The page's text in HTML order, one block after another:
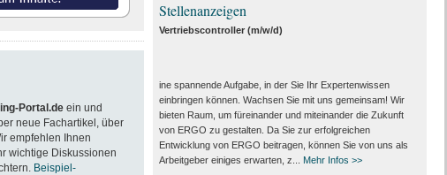
Portal.deein und
neue Fachartikel, über
empfehlen Ihnen
wichtige Diskussionen
Beispiel-
Stellenanzeigen
Vertriebscontroller (m/w/d)
ine spannende Aufgabe, in der Sie Ihr Expertenwissen
einbringen können. Wachsen Sie mit uns gemeinsam! Wir
bieten Raum, um füreinander und miteinander die Zukunft
von ERGO zu gestalten. Da Sie zur erfolgreichen
Entwicklung von ERGO beitragen, können Sie von uns als
Arbeitgeber einiges erwarten, z...
Mehr Infos >>